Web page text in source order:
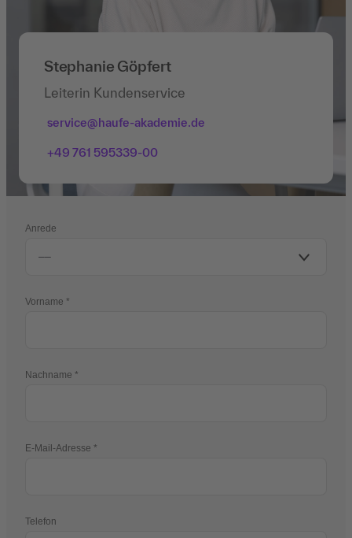
Stephanie Göpfert
Leiterin Kundenservice
service@haufe-akademie.de
+49 761 595339-00
Anrede
Vorname
Nachname
E-Mail-Adresse
Telefon